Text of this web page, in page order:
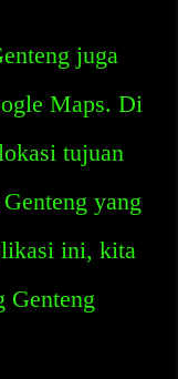
juga
Maps. Di
tujuan
yang
ini, kita
Genteng